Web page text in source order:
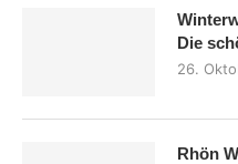
Die
26.
Rhön